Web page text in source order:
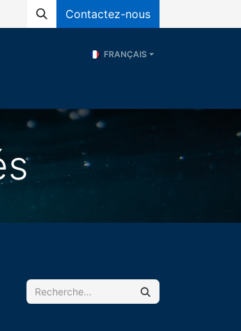
Contactez-nous
FRANÇAIS